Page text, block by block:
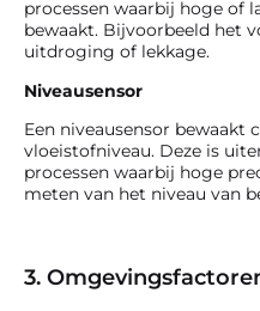
processen waarbij hoge of
bewaakt. Bijvoorbeeld het
uitdroging of lekkage.
Niveausensor
Een niveausensor bewaakt
vloeistofniveau. Deze is
processen waarbij hoge
meten van het niveau van
3.